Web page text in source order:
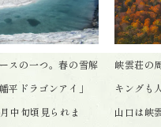
スの一つ。春の雪解
平ドラゴンアイ」
中旬頃見られま
峡雲荘の
キングも
山口は峡